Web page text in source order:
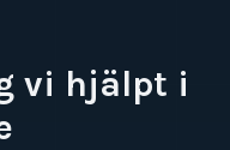
vi hjälpt i